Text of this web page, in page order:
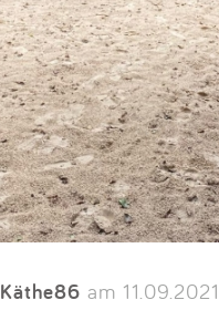
Käthe86 am 11.09.2021